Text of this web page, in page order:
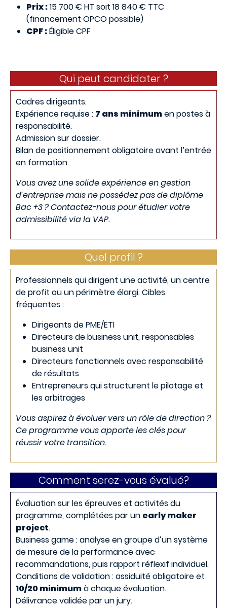
Prix :15 700 € HT soit 18 840 € TTC
(financement OPCO possible)
CPF :Éligible CPF
Qui peut candidater ?
Cadres dirigeants.
Expérience requise : 7 ans minimumen postes à
responsabilité.
Admission sur dossier.
Bilan de positionnement obligatoire avant l’entrée
en formation.
Vous avez une solide expérience en gestion
d’entreprise mais ne possédez pas de diplôme
Bac +3 ? Contactez-nous pour étudier votre
admissibilité via la VAP.
Quel profil ?
Professionnels qui dirigent une activité, un centre
de profit ou un périmètre élargi. Cibles
fréquentes :
Dirigeants de PME/ETI
Directeurs de business unit, responsables
business unit
Directeurs fonctionnels avec responsabilité
de résultats
Entrepreneurs qui structurent le pilotage et
les arbitrages
Vous aspirez à évoluer vers un rôle de direction ?
Ce programme vous apporte les clés pour
réussir votre transition.
Comment serez-vous évalué?
Évaluation sur les épreuves et activités du
programme, complétées par un early maker
project.
Business game : analyse en groupe d’un système
de mesure de la performance avec
recommandations, puis rapport réflexif individuel.
Conditions de validation : assiduité obligatoire et
10/20 minimumà chaque évaluation.
Délivrance validée par un jury.